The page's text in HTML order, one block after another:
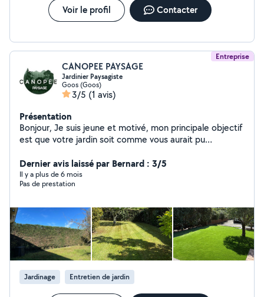
Voir le profil Contacter
Entreprise
CANOPEE PAYSAGE
Jardinier Paysagiste
Goos (Goos)
3/5 (1 avis)
Présentation
Bonjour, Je suis jeune et motivé, mon principale objectif
est que votre jardin soit comme vous aurait pu
Dernier avis laissé par Bernard : 3/5
Il y a plus de 6 mois
Pas de prestation
Jardinage Entretien de jardin